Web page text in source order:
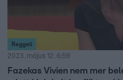
Reggeli
2023. május 12. 6:59
Fazekas Vivien nem mer